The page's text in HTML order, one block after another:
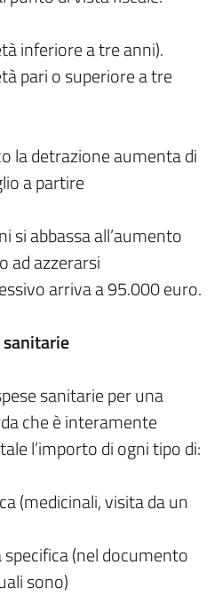
inferiore a tre anni).
pari o superiore a tre
la detrazione aumenta di
a partire
si abbassa all’aumento
ad azzerarsi
arriva a 95.000 euro.
sanitarie per una
che è interamente
l’importo di ogni tipo di:
(medicinali, visita da un
(nel documento
sono)